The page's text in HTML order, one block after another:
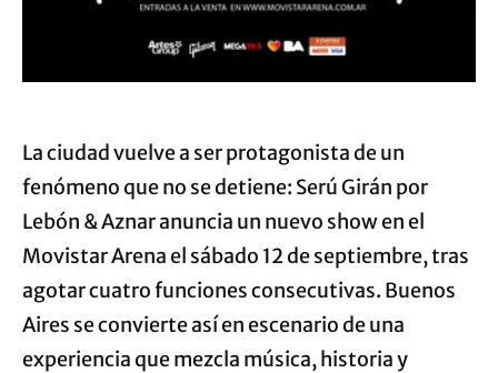
La ciudad vuelve a ser protagonista de un
fenómeno que no se detiene: Serú Girán por
Lebón & Aznar anuncia un nuevo show en el
Movistar Arena el sábado 12 de septiembre, tras
agotar cuatro funciones consecutivas. Buenos
Aires se convierte así en escenario de una
experiencia que mezcla música, historia y